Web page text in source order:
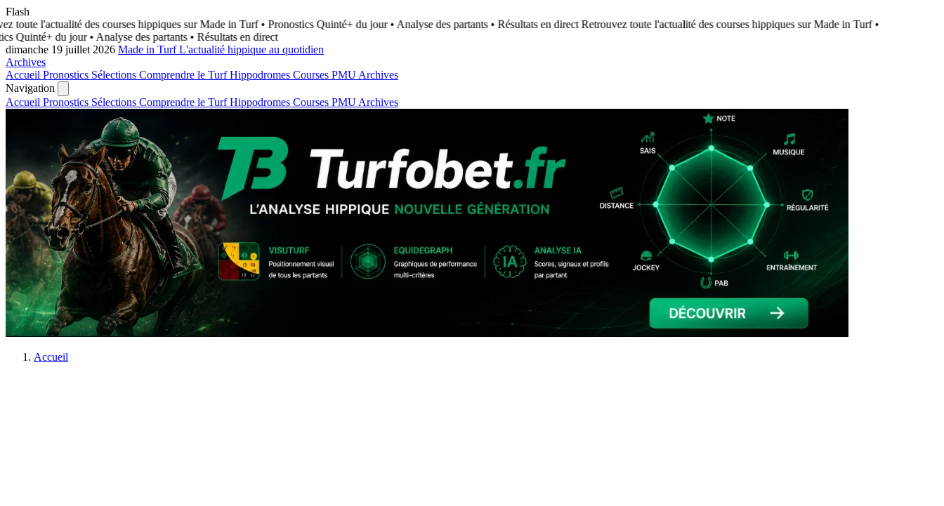
Flash
toute l'actualité des courses hippiques sur Made in Turf • Pronostics Quinté+ du jour • Analyse des partants • Résultats en direct Retrouvez toute l'actualité des courses hippiques sur Made in Turf •
Quinté+ du jour • Analyse des partants • Résultats en direct
dimanche 19 juillet 2026 Made in TurfL'actualité hippique au quotidien
Archives
Accueil Pronostics Sélections Comprendre le TurfHippodromes Courses PMU Archives
Navigation
Accueil Pronostics Sélections Comprendre le TurfHippodromes Courses PMU Archives
Accueil